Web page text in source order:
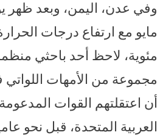
وفي عدن، اليمن، وبعد ظهر
مئوية، لاحظ أحد باحثي
مجموعة من الأمهات اللواتي
أن اعتقلتهم القوات
العربية المتحدة، قبل نحو